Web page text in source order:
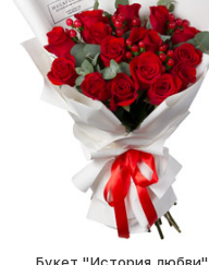
Букет "История любви"